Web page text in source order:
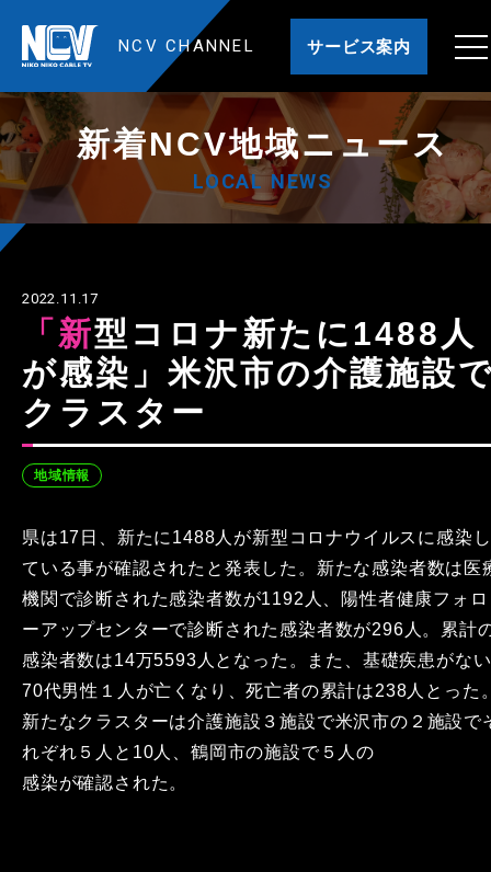
NCV CHANNEL サービス案内
新着NCV地域ニュース
LOCAL NEWS
2022.11.17
「新型コロナ新たに1488人
が感染」米沢市の介護施設
クラスター
地域情報
県は17日、新たに1488人が新型コロナウイルスに感染し
ている事が確認されたと発表した。新たな感染者数は医
機関で診断された感染者数が1192人、陽性者健康フォロ
ーアップセンターで診断された感染者数が296人。累計
感染者数は14万5593人となった。また、基礎疾患がない
70代男性１人が亡くなり、死亡者の累計は238人とった
新たなクラスターは介護施設３施設で米沢市の２施設で
れぞれ５人と10人、鶴岡市の施設で５人の
感染が確認された。